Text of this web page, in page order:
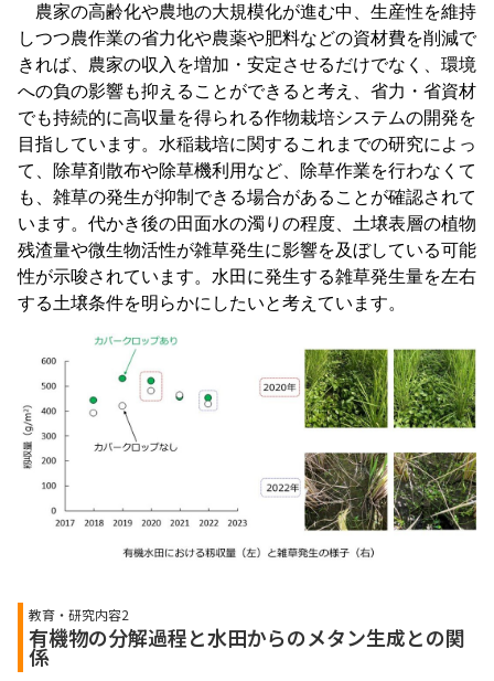
農家の高齢化や農地の大規模化が進む中、生産性を維持
しつつ農作業の省力化や農薬や肥料などの資材費を削減で
きれば、農家の収入を増加・安定させるだけでなく、環境
への負の影響も抑えることができると考え、省力・省資材
でも持続的に高収量を得られる作物栽培システムの開発を
目指しています。水稲栽培に関するこれまでの研究によっ
て、除草剤散布や除草機利用など、除草作業を行わなくて
も、雑草の発生が抑制できる場合があることが確認されて
います。代かき後の田面水の濁りの程度、土壌表層の植物
残渣量や微生物活性が雑草発生に影響を及ぼしている可能
性が示唆されています。水田に発生する雑草発生量を左右
する土壌条件を明らかにしたいと考えています。
教育・研究内容2
有機物の分解過程と水田からのメタン生成との関
係